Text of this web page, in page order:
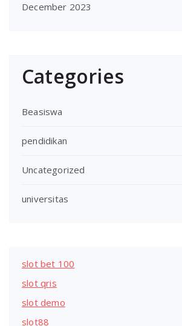
December 2023
Categories
Beasiswa
pendidikan
Uncategorized
universitas
slot bet 100
slot qris
slot demo
slot88